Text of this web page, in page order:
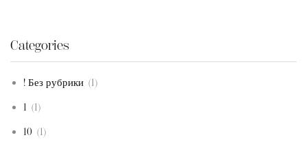
Categories
! Без рубрики (1)
1 (1)
10 (1)